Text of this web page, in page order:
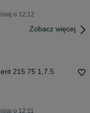
o 12:12
Zobacz więcej
Opona Semperit 215 75 1,7.5
o 12:11